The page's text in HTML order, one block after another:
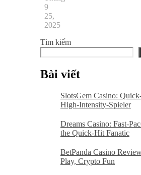
9
25,
2025
Tìm kiếm
Bài viết
SlotsGem Casino:
High‑Intensity‑Spieler
Dreams Casino:
the Quick‑Hit Fanatic
BetPanda Casino
Play, Crypto Fun